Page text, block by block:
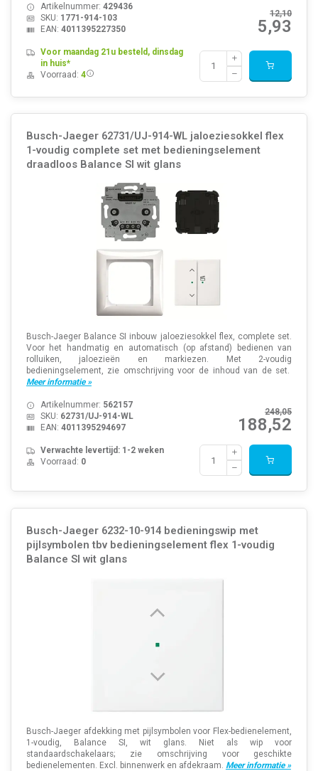
12,10
5,93
Artikelnummer: 429436
SKU: 1771-914-103
EAN: 4011395227350
Voor maandag 21u besteld, dinsdag
in huis*
Voorraad: 4
Busch-Jaeger 62731/UJ-914-WL jaloeziesokkel flex
1-voudig complete set met bedieningselement
draadloos Balance SI wit glans
Busch-Jaeger Balance SI inbouw jaloeziesokkel flex, complete set.
Voor het handmatig en automatisch (op afstand) bedienen van
rolluiken, jaloezieën en markiezen. Met 2-voudig
bedieningselement, zie omschrijving voor de inhoud van de set.
Meer informatie »
248,05
188,52
Artikelnummer: 562157
SKU: 62731/UJ-914-WL
EAN: 4011395294697
Verwachte levertijd: 1-2 weken
Voorraad: 0
Busch-Jaeger 6232-10-914 bedieningswip met
pijlsymbolen tbv bedieningselement flex 1-voudig
Balance SI wit glans
Busch-Jaeger afdekking met pijlsymbolen voor Flex-bedienelement,
1-voudig, Balance SI, wit glans. Niet als wip voor
standaardschakelaars; zie omschrijving voor geschikte
bedienelementen. Excl. binnenwerk en afdekraam. Meer informatie »